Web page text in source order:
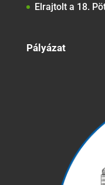
Elrajtolt a 18.
Pályázat